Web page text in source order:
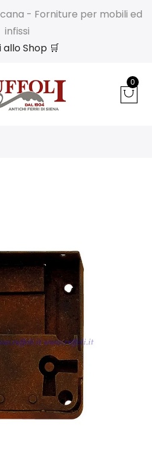
- Forniture per mobili ed
infissi
Shop 🛒
0